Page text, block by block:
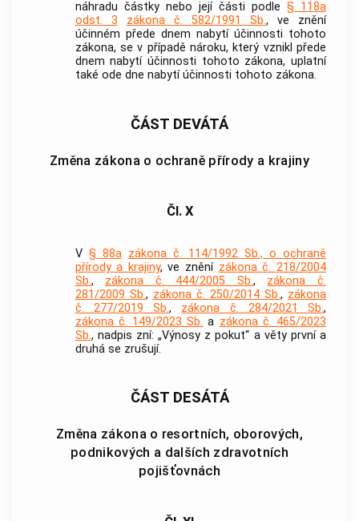
náhradu částky nebo její části podle § 118a
odst. 3
zákona č. 582/1991 Sb., ve znění
účinném přede dnem nabytí účinnosti tohoto
zákona, se v případě nároku, který vznikl přede
dnem nabytí účinnosti tohoto zákona, uplatní
také ode dne nabytí účinnosti tohoto zákona.
ČÁST DEVÁTÁ
Změna zákona o ochraně přírody a krajiny
Čl. X
V § 88a zákona č. 114/1992 Sb., o ochraně
přírody a krajiny, ve znění zákona č. 218/2004
Sb., zákona č. 444/2005 Sb., zákona č.
281/2009 Sb., zákona č. 250/2014 Sb., zákona
č. 277/2019 Sb., zákona č. 284/2021 Sb.,
zákona č. 149/2023 Sb. a zákona č. 465/2023
Sb., nadpis zní: „Výnosy z pokut“ a věty první a
druhá se zrušují.
ČÁST DESÁTÁ
Změna zákona o resortních, oborových,
podnikových a dalších zdravotních
pojišťovnách